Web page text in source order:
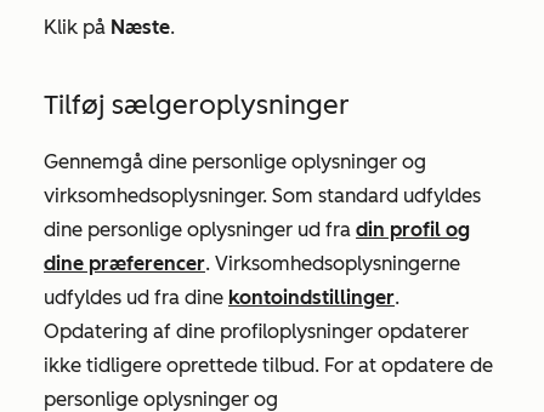
Klik på Næste.
Tilføj sælgeroplysninger
Gennemgå dine personlige oplysninger og
virksomhedsoplysninger. Som standard udfyldes
dine personlige oplysninger ud fra din profil og
dine præferencer. Virksomhedsoplysningerne
udfyldes ud fra dine kontoindstillinger.
Opdatering af dine profiloplysninger opdaterer
ikke tidligere oprettede tilbud. For at opdatere de
personlige oplysninger og